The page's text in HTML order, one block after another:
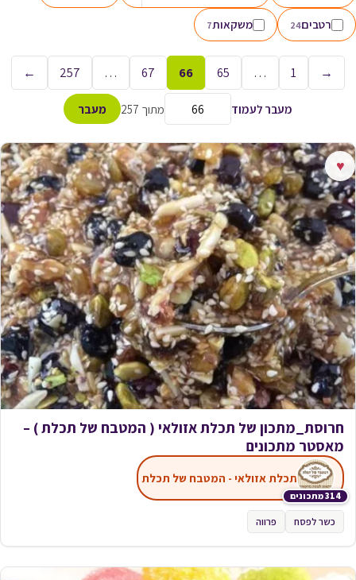
רטבים24 משקאות7
→
1
…
65
66
67
…
257
←
מעבר לעמוד מתוך 257 מעבר
♥
חרוסת_מתכון של תכלת אזולאי ( המטבח של תכלת ) –
מאסטר מתכונים
314 מתכונים
תכלת אזולאי - המטבח של תכלת
כשר לפסח פרווה